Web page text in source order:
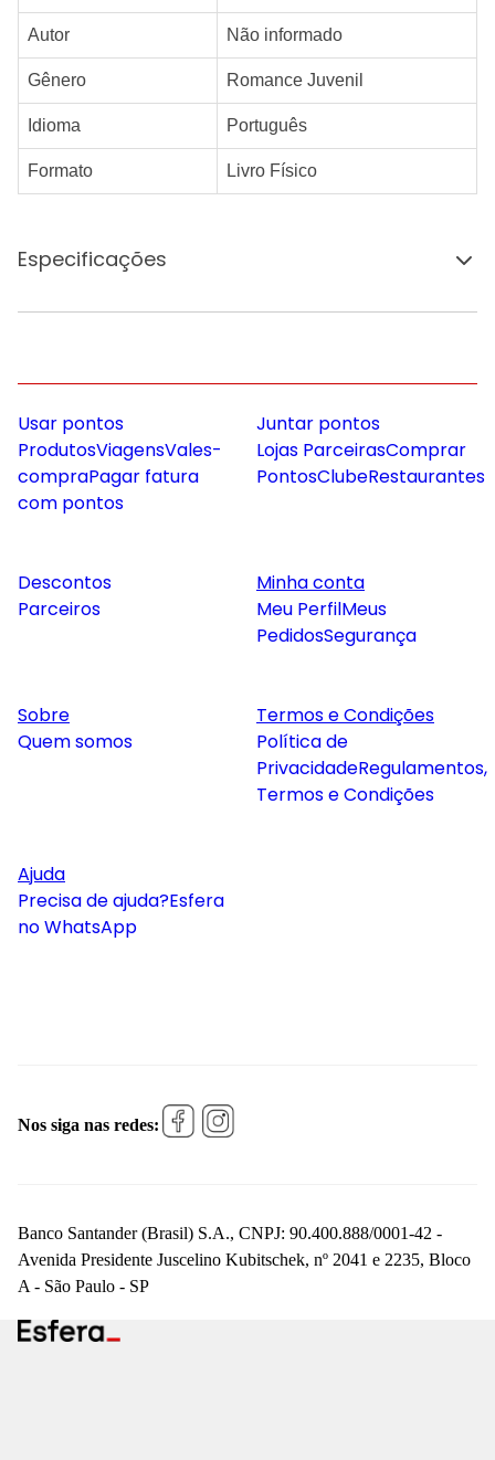
Autor Não informado
Gênero Romance Juvenil
Idioma Português
Formato Livro Físico
Especificações
Usar pontos
ProdutosViagensVales-
compraPagar fatura
com pontos
Juntar pontos
Lojas ParceirasComprar
PontosClubeRestaurantes
Descontos
Parceiros
Minha conta
Meu PerfilMeus
PedidosSegurança
Sobre
Quem somos
Termos e Condições
Política de
PrivacidadeRegulamentos,
Termos e Condições
Ajuda
Precisa de ajuda?Esfera
no WhatsApp
Nos siga nas redes:
Banco Santander (Brasil) S.A., CNPJ: 90.400.888/0001-42 -
Avenida Presidente Juscelino Kubitschek, nº 2041 e 2235, Bloco
A - São Paulo - SP